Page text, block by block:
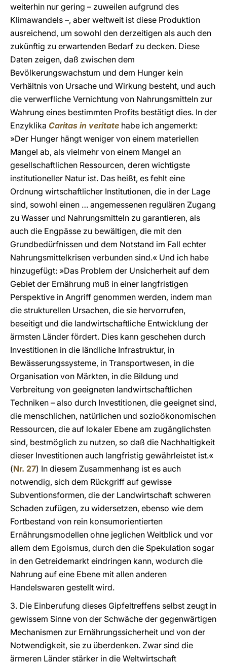
weiterhin nur gering – zuweilen aufgrund des
Klimawandels –, aber weltweit ist diese Produktion
ausreichend, um sowohl den derzeitigen als auch den
zukünftig zu erwartenden Bedarf zu decken. Diese
Daten zeigen, daß zwischen dem
Bevölkerungswachstum und dem Hunger kein
Verhältnis von Ursache und Wirkung besteht, und auch
die verwerfliche Vernichtung von Nahrungsmitteln zur
Wahrung eines bestimmten Profits bestätigt dies. In der
Enzyklika Caritas in veritate habe ich angemerkt:
»Der Hunger hängt weniger von einem materiellen
Mangel ab, als vielmehr von einem Mangel an
gesellschaftlichen Ressourcen, deren wichtigste
institutioneller Natur ist. Das heißt, es fehlt eine
Ordnung wirtschaftlicher Institutionen, die in der Lage
sind, sowohl einen … angemessenen regulären Zugang
zu Wasser und Nahrungsmitteln zu garantieren, als
auch die Engpässe zu bewältigen, die mit den
Grundbedürfnissen und dem Notstand im Fall echter
Nahrungsmittelkrisen verbunden sind.« Und ich habe
hinzugefügt: »Das Problem der Unsicherheit auf dem
Gebiet der Ernährung muß in einer langfristigen
Perspektive in Angriff genommen werden, indem man
die strukturellen Ursachen, die sie hervorrufen,
beseitigt und die landwirtschaftliche Entwicklung der
ärmsten Länder fördert. Dies kann geschehen durch
Investitionen in die ländliche Infrastruktur, in
Bewässerungssysteme, in Transportwesen, in die
Organisation von Märkten, in die Bildung und
Verbreitung von geeigneten landwirtschaftlichen
Techniken – also durch Investitionen, die geeignet sind,
die menschlichen, natürlichen und sozioökonomischen
Ressourcen, die auf lokaler Ebene am zugänglichsten
sind, bestmöglich zu nutzen, so daß die Nachhaltigkeit
dieser Investitionen auch langfristig gewährleistet ist.«
(Nr. 27) In diesem Zusammenhang ist es auch
notwendig, sich dem Rückgriff auf gewisse
Subventionsformen, die der Landwirtschaft schweren
Schaden zufügen, zu widersetzen, ebenso wie dem
Fortbestand von rein konsumorientierten
Ernährungsmodellen ohne jeglichen Weitblick und vor
allem dem Egoismus, durch den die Spekulation sogar
in den Getreidemarkt eindringen kann, wodurch die
Nahrung auf eine Ebene mit allen anderen
Handelswaren gestellt wird.
3. Die Einberufung dieses Gipfeltreffens selbst zeugt in
gewissem Sinne von der Schwäche der gegenwärtigen
Mechanismen zur Ernährungssicherheit und von der
Notwendigkeit, sie zu überdenken. Zwar sind die
ärmeren Länder stärker in die Weltwirtschaft